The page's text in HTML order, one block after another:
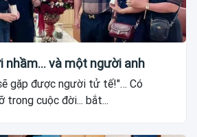
nhầm... và một người anh
gặp được người tử tế!"… Có
trong cuộc đời... bắt...